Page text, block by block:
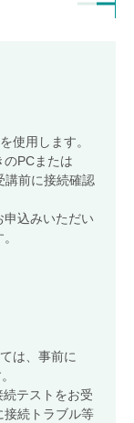
を使用します。
PCまたは
講前に接続確認
込みいただい
は、事前に
テストをお受
接続トラブル等
）フォーム